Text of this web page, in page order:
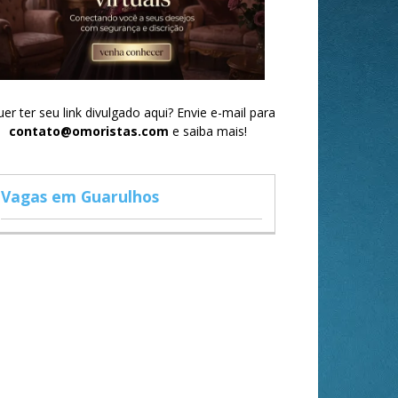
ter seu link divulgado aqui? Envie e-mail para
contato@omoristas.com e saiba mais!
Vagas em Guarulhos